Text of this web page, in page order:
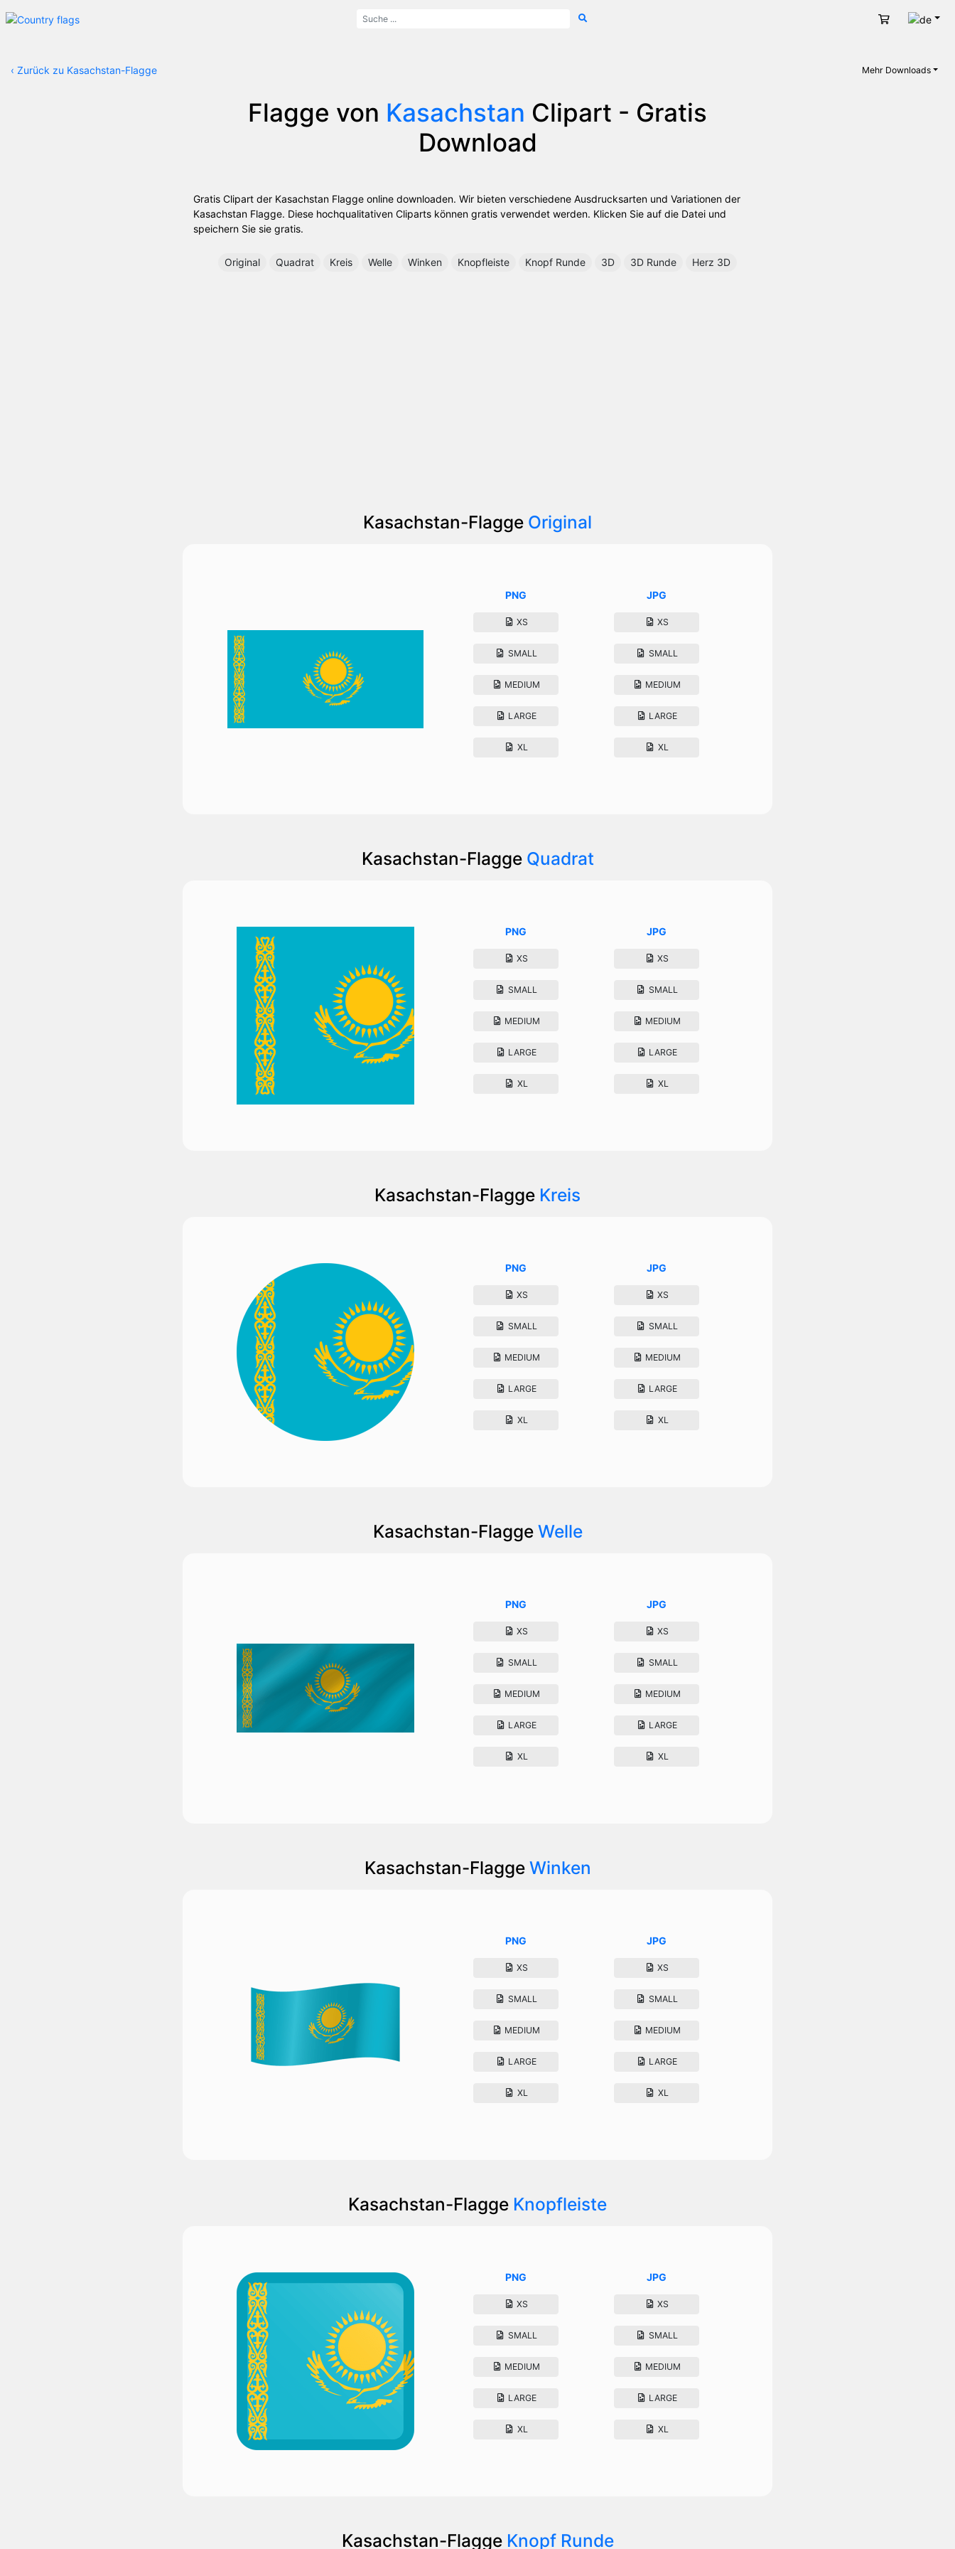
Warenkorb
‹ Zurück zu Kasachstan-Flagge Mehr Downloads
Flagge von Kasachstan Clipart - Gratis
Download
Gratis Clipart der Kasachstan Flagge online downloaden. Wir bieten verschiedene Ausdrucksarten und Variationen der
Kasachstan Flagge. Diese hochqualitativen Cliparts können gratis verwendet werden. Klicken Sie auf die Datei und
speichern Sie sie gratis.
Original Quadrat Kreis Welle Winken Knopfleiste Knopf Runde 3D 3D Runde Herz 3D
Kasachstan-Flagge Original
PNG
XS
SMALL
MEDIUM
LARGE
XL
JPG
XS
SMALL
MEDIUM
LARGE
XL
Kasachstan-Flagge Quadrat
PNG
XS
SMALL
MEDIUM
LARGE
XL
JPG
XS
SMALL
MEDIUM
LARGE
XL
Kasachstan-Flagge Kreis
PNG
XS
SMALL
MEDIUM
LARGE
XL
JPG
XS
SMALL
MEDIUM
LARGE
XL
Kasachstan-Flagge Welle
PNG
XS
SMALL
MEDIUM
LARGE
XL
JPG
XS
SMALL
MEDIUM
LARGE
XL
Kasachstan-Flagge Winken
PNG
XS
SMALL
MEDIUM
LARGE
XL
JPG
XS
SMALL
MEDIUM
LARGE
XL
Kasachstan-Flagge Knopfleiste
PNG
XS
SMALL
MEDIUM
LARGE
XL
JPG
XS
SMALL
MEDIUM
LARGE
XL
Kasachstan-Flagge Knopf Runde